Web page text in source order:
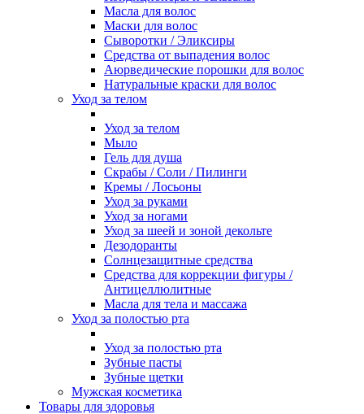
Масла для волос
Маски для волос
Сыворотки / Эликсиры
Средства от выпадения волос
Аюрведические порошки для волос
Натуральные краски для волос
Уход за телом
Уход за телом
Мыло
Гель для душа
Скрабы / Соли / Пилинги
Кремы / Лосьоны
Уход за руками
Уход за ногами
Уход за шеей и зоной декольте
Дезодоранты
Солнцезащитные средства
Средства для коррекции фигуры /
Антицеллюлитные
Масла для тела и массажа
Уход за полостью рта
Уход за полостью рта
Зубные пасты
Зубные щетки
Мужская косметика
Товары для здоровья